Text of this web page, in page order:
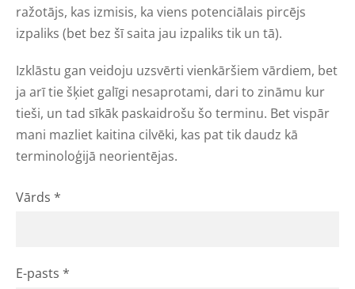
ražotājs, kas izmisis, ka viens potenciālais pircējs
izpaliks (bet bez šī saita jau izpaliks tik un tā).
Izklāstu gan veidoju uzsvērti vienkāršiem vārdiem, bet
ja arī tie šķiet galīgi nesaprotami, dari to zināmu kur
tieši, un tad sīkāk paskaidrošu šo terminu. Bet vispār
mani mazliet kaitina cilvēki, kas pat tik daudz kā
terminoloģijā neorientējas.
Vārds *
E-pasts *